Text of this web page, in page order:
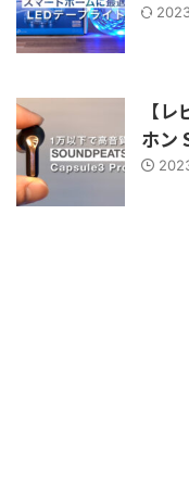
【
ホン